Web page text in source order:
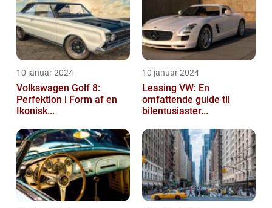
10 januar 2024
Volkswagen Golf 8:
Perfektion i Form af en
Ikonisk...
10 januar 2024
Leasing VW: En
omfattende guide til
bilentusiaster...